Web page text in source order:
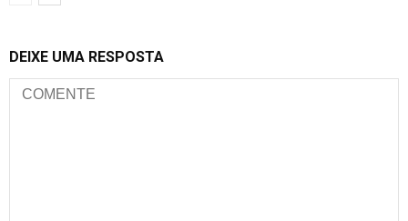
DEIXE UMA RESPOSTA